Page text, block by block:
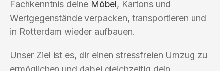
Fachkenntnis deine Möbel, Kartons und
Wertgegenstände verpacken, transportieren und
in Rotterdam wieder aufbauen.
Unser Ziel ist es, dir einen stressfreien Umzug zu
ermöglichen und dabei gleichzeitig dein